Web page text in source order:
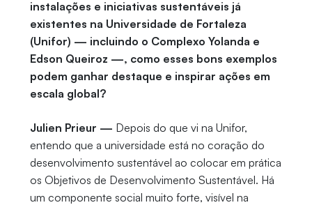
instalações e iniciativas sustentáveis já
existentes na Universidade de Fortaleza
(Unifor) — incluindo o Complexo Yolanda e
Edson Queiroz —, como esses bons exemplos
podem ganhar destaque e inspirar ações em
escala global?
Julien Prieur — Depois do que vi na Unifor,
entendo que a universidade está no coração do
desenvolvimento sustentável ao colocar em prática
os Objetivos de Desenvolvimento Sustentável. Há
um componente social muito forte, visível na